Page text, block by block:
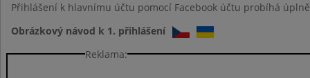
Přihlášení k hlavnímu účtu pomocí Facebook účtu probíhá
Obrázkový návod k 1. přihlášení
Reklama: